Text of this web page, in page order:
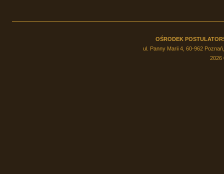
OŚRODEK
ul. Panny Marii 4, 60-962
2026